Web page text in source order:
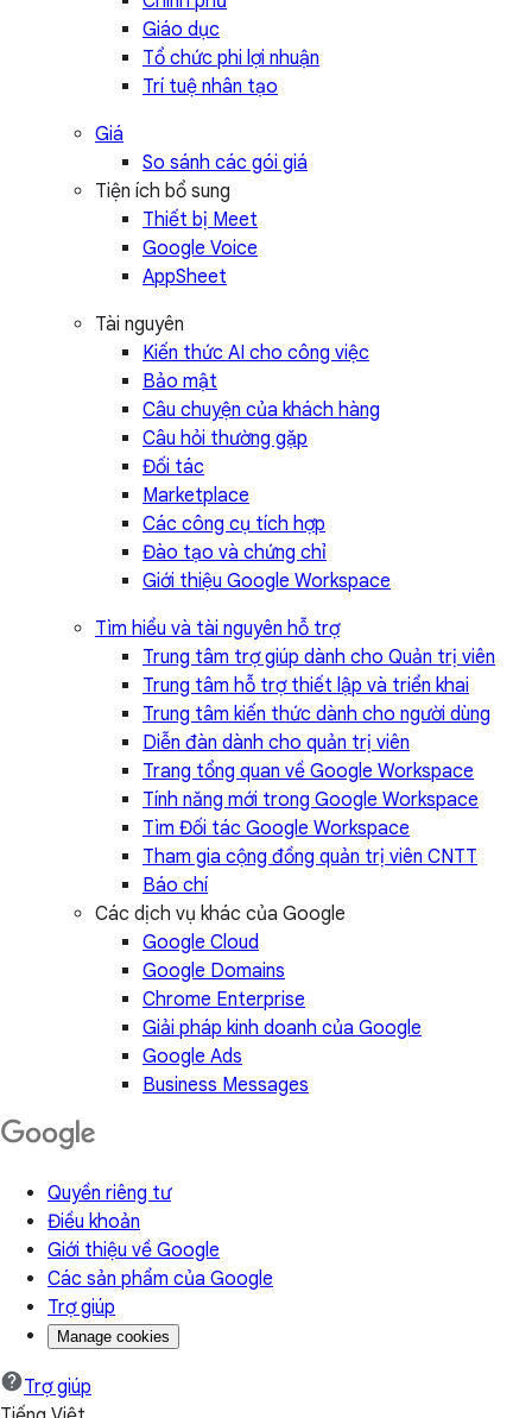
Giáo dục
Tổ chức phi lợi nhuận
Trí tuệ nhân tạo
Giá
So sánh các gói giá
Tiện ích bổ sung
Thiết bị Meet
Google Voice
AppSheet
Tài nguyên
Kiến thức AI cho công việc
Bảo mật
Câu chuyện của khách hàng
Câu hỏi thường gặp
Đối tác
Marketplace
Các công cụ tích hợp
Đào tạo và chứng chỉ
Giới thiệu Google Workspace
Tìm hiểu và tài nguyên hỗ trợ
Trung tâm trợ giúp dành cho Quản trị viên
Trung tâm hỗ trợ thiết lập và triển khai
Trung tâm kiến thức dành cho người dùng
Diễn đàn dành cho quản trị viên
Trang tổng quan về Google Workspace
Tính năng mới trong Google Workspace
Tìm Đối tác Google Workspace
Tham gia cộng đồng quản trị viên CNTT
Báo chí
Các dịch vụ khác của Google
Google Cloud
Google Domains
Chrome Enterprise
Giải pháp kinh doanh của Google
Google Ads
Business Messages
Quyền riêng tư
Điều khoản
Giới thiệu về Google
Các sản phẩm của Google
Trợ giúp
Manage cookies
Trợ giúp